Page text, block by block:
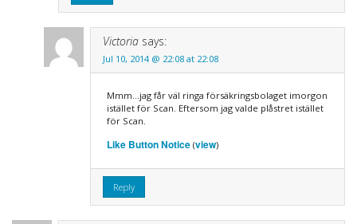
Victoria says:
Jul 10, 2014 @ 22:08 at 22:08
Mmm…jag får väl ringa försäkringsbolaget imorgon
istället för Scan. Eftersom jag valde plåstret istället
för Scan.
Like Button Notice(view)
Reply